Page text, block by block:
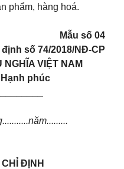
phẩm, hàng hoá.
Mẫu số 04
định số 74/2018/NĐ-CP
NGHĨA VIỆT NAM
phúc
ĐỊNH